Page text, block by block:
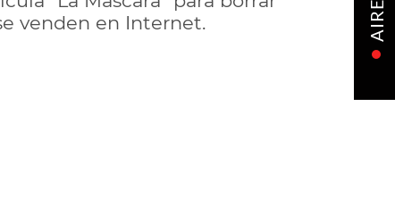
venden en Internet.
AIRE